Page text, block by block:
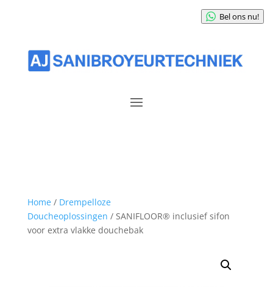
Home/ Drempelloze
Doucheoplossingen / SANIFLOOR® inclusief sifon
voor extra vlakke douchebak
Bel ons nu!